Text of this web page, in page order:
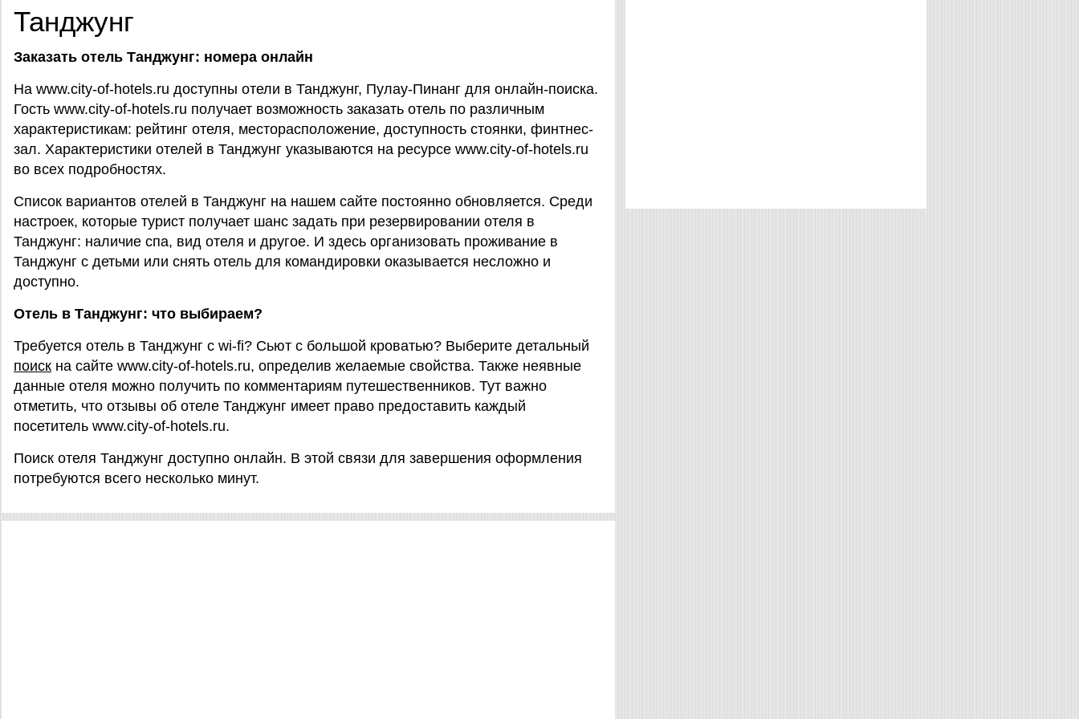
Танджунг
Заказать отель Танджунг: номера онлайн
На www.city-of-hotels.ru доступны отели в Танджунг, Пулау-Пинанг для онлайн-поиска.
Гость www.city-of-hotels.ru получает возможность заказать отель по различным
характеристикам: рейтинг отеля, месторасположение, доступность стоянки, финтнес-
зал. Характеристики отелей в Танджунг указываются на ресурсе www.city-of-hotels.ru
во всех подробностях.
Список вариантов отелей в Танджунг на нашем сайте постоянно обновляется. Среди
настроек, которые турист получает шанс задать при резервировании отеля в
Танджунг: наличие спа, вид отеля и другое. И здесь организовать проживание в
Танджунг с детьми или снять отель для командировки оказывается несложно и
доступно.
Отель в Танджунг: что выбираем?
Требуется отель в Танджунг с wi-fi? Сьют с большой кроватью? Выберите детальный
поиск на сайте www.city-of-hotels.ru, определив желаемые свойства. Также неявные
данные отеля можно получить по комментариям путешественников. Тут важно
отметить, что отзывы об отеле Танджунг имеет право предоставить каждый
посетитель www.city-of-hotels.ru.
Поиск отеля Танджунг доступно онлайн. В этой связи для завершения оформления
потребуются всего несколько минут.